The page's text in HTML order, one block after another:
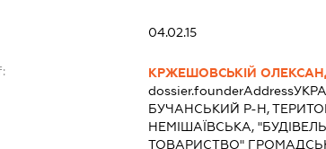
04.02.15
КРЖЕШОВСЬКІЙ
dossier.founderAddress
БУЧАНСЬКИЙ Р-Н,
НЕМІШАЇВСЬКА,
ТОВАРИСТВО"